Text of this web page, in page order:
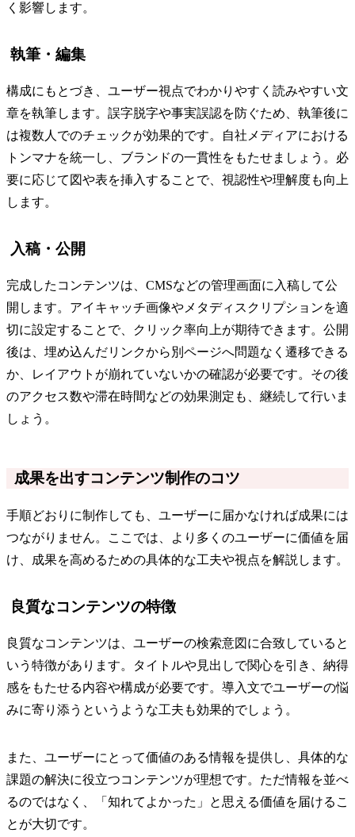
く影響します。
執筆・編集
構成にもとづき、ユーザー視点でわかりやすく読みやすい文
章を執筆します。誤字脱字や事実誤認を防ぐため、執筆後に
は複数人でのチェックが効果的です。自社メディアにおける
トンマナを統一し、ブランドの一貫性をもたせましょう。必
要に応じて図や表を挿入することで、視認性や理解度も向上
します。
入稿・公開
完成したコンテンツは、CMSなどの管理画面に入稿して公
開します。アイキャッチ画像やメタディスクリプションを適
切に設定することで、クリック率向上が期待できます。公開
後は、埋め込んだリンクから別ページへ問題なく遷移できる
か、レイアウトが崩れていないかの確認が必要です。その後
のアクセス数や滞在時間などの効果測定も、継続して行いま
しょう。
成果を出すコンテンツ制作のコツ
手順どおりに制作しても、ユーザーに届かなければ成果には
つながりません。ここでは、より多くのユーザーに価値を届
け、成果を高めるための具体的な工夫や視点を解説します。
良質なコンテンツの特徴
良質なコンテンツは、ユーザーの検索意図に合致していると
いう特徴があります。タイトルや見出しで関心を引き、納得
感をもたせる内容や構成が必要です。導入文でユーザーの悩
みに寄り添うというような工夫も効果的でしょう。
また、ユーザーにとって価値のある情報を提供し、具体的な
課題の解決に役立つコンテンツが理想です。ただ情報を並べ
るのではなく、「知れてよかった」と思える価値を届けるこ
とが大切です。